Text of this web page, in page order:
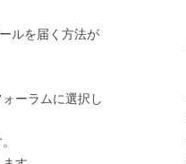
ルを届く方法が
ーラムに選択し